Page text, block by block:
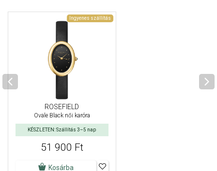
Ingyenes szállítás
ROSEFIELD
Ovale Black női karóra
KÉSZLETEN: Szállítás 3–5 nap
51 900 Ft
Kosárba